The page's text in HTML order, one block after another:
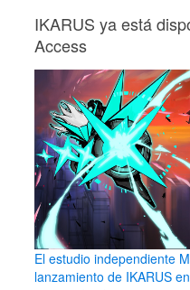
IKARUS ya está
Access
El estudio independiente
lanzamiento de IKARUS